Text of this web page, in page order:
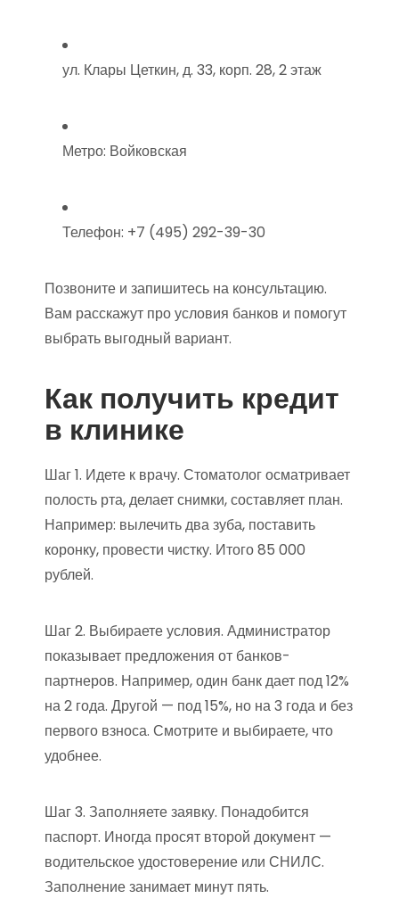
ул. Клары Цеткин, д. 33, корп. 28, 2 этаж
Метро: Войковская
Телефон: +7 (495) 292-39-30
Позвоните и запишитесь на консультацию.
Вам расскажут про условия банков и помогут
выбрать выгодный вариант.
Как получить кредит
в клинике
Шаг 1. Идете к врачу. Стоматолог осматривает
полость рта, делает снимки, составляет план.
Например: вылечить два зуба, поставить
коронку, провести чистку. Итого 85 000
рублей.
Шаг 2. Выбираете условия. Администратор
показывает предложения от банков-
партнеров. Например, один банк дает под 12%
на 2 года. Другой — под 15%, но на 3 года и без
первого взноса. Смотрите и выбираете, что
удобнее.
Шаг 3. Заполняете заявку. Понадобится
паспорт. Иногда просят второй документ —
водительское удостоверение или СНИЛС.
Заполнение занимает минут пять.